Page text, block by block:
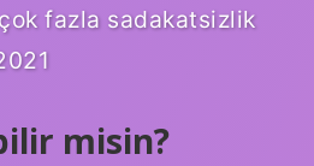
fazla sadakatsizlik
misin?